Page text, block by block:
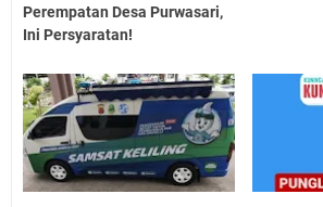
Perempatan Desa Purwasari,
Ini Persyaratan!